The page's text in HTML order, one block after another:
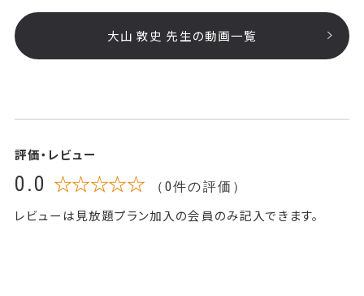
大山 敦史 先生の動画一覧
評価・レビュー
0.0 ☆☆☆☆☆ （0件の評価）
レビューは見放題プラン加入の会員のみ記入できます。